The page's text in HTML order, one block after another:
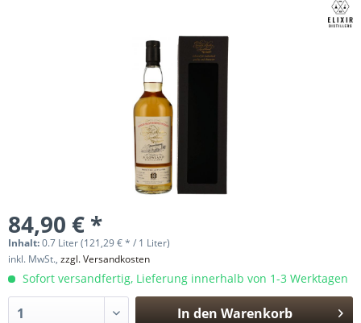
84,90 € *
Inhalt:0.7 Liter (121,29 € * / 1 Liter)
inkl. MwSt., zzgl. Versandkosten
Sofort versandfertig, Lieferung innerhalb von 1-3 Werktagen
In den Warenkorb